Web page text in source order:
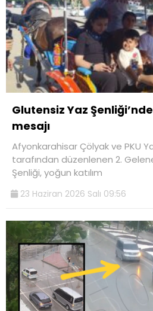
Glutensiz Yaz
mesajı
Afyonkarahisar Çölyak ve PKU
tarafından düzenlenen 2.
Şenliği, yoğun katılım
23 Haziran 2026 Salı 09:56